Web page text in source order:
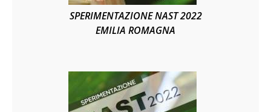
SPERIMENTAZIONE NAST 2022
EMILIA ROMAGNA